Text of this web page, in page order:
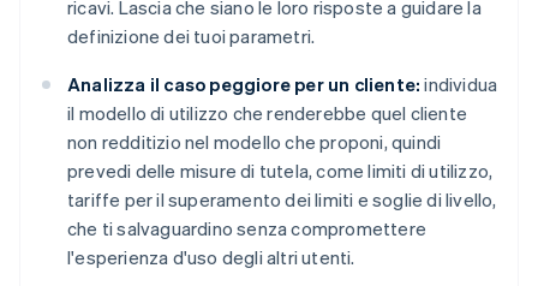
ricavi. Lascia che siano le loro risposte a guidare la
definizione dei tuoi parametri.
Analizza il caso peggiore per un cliente: individua
il modello di utilizzo che renderebbe quel cliente
non redditizio nel modello che proponi, quindi
prevedi delle misure di tutela, come limiti di utilizzo,
tariffe per il superamento dei limiti e soglie di livello,
che ti salvaguardino senza compromettere
l'esperienza d'uso degli altri utenti.